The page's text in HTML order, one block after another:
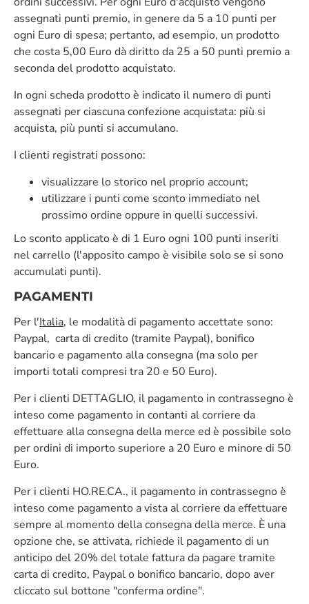
assegnati punti premio, in genere da 5 a 10 punti per
ogni Euro di spesa; pertanto, ad esempio, un prodotto
che costa 5,00 Euro dà diritto da 25 a 50 punti premio a
seconda del prodotto acquistato.
In ogni scheda prodotto è indicato il numero di punti
assegnati per ciascuna confezione acquistata: più si
acquista, più punti si accumulano.
I clienti registrati possono:
visualizzare lo storico nel proprio account;
utilizzare i punti come sconto immediato nel
prossimo ordine oppure in quelli successivi.
Lo sconto applicato è di 1 Euro ogni 100 punti inseriti
nel carrello (l'apposito campo è visibile solo se si sono
accumulati punti).
PAGAMENTI
Per l'Italia, le modalità di pagamento accettate sono:
Paypal, carta di credito (tramite Paypal), bonifico
bancario e pagamento alla consegna (ma solo per
importi totali compresi tra 20 e 50 Euro).
Per i clienti DETTAGLIO, il pagamento in contrassegno è
inteso come pagamento in contanti al corriere da
effettuare alla consegna della merce ed è possibile solo
per ordini di importo superiore a 20 Euro e minore di 50
Euro.
Per i clienti HO.RE.CA., il pagamento in contrassegno è
inteso come pagamento a vista al corriere da effettuare
sempre al momento della consegna della merce. È una
opzione che, se attivata, richiede il pagamento di un
anticipo del 20% del totale fattura da pagare tramite
carta di credito, Paypal o bonifico bancario, dopo aver
cliccato sul bottone "conferma ordine".